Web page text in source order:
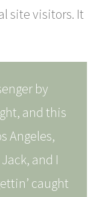
site visitors. It
by
and this
Angeles,
and I
caught